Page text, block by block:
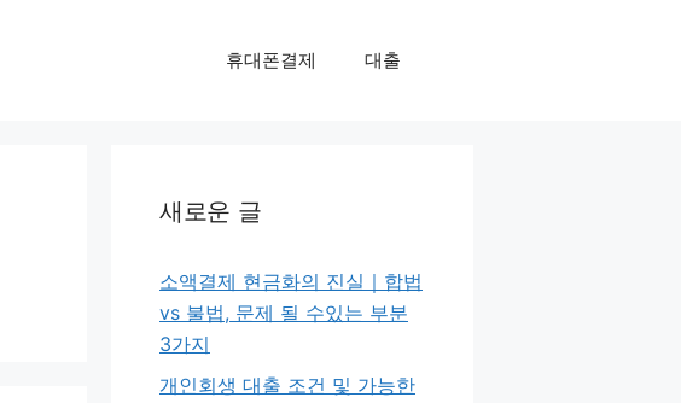
휴대폰결제 대출
새로운 글
소액결제 현금화의 진실｜합법
vs 불법, 문제 될 수있는 부분
3가지
개인회생 대출 조건 및 가능한